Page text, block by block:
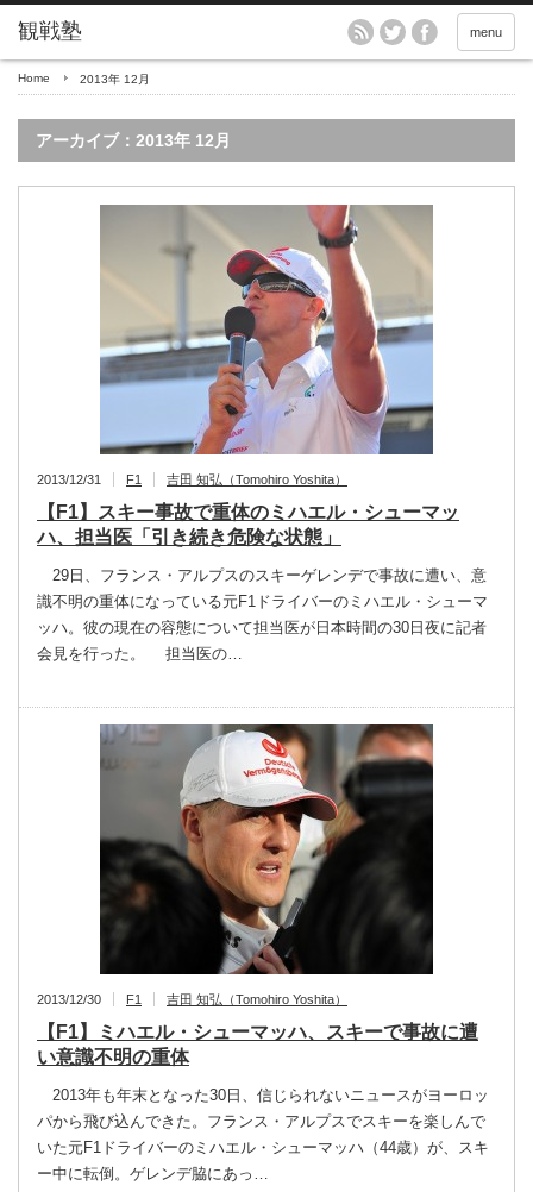
menu
Home 2013年 12月
アーカイブ：2013年 12月
2013/12/31 F1 吉田 知弘（Tomohiro Yoshita）
【F1】スキー事故で重体のミハエル・シューマッ
ハ、担当医「引き続き危険な状態」
29日、フランス・アルプスのスキーゲレンデで事故に遭い、意
識不明の重体になっている元F1ドライバーのミハエル・シューマ
ッハ。彼の現在の容態について担当医が日本時間の30日夜に記者
会見を行った。 担当医の…
2013/12/30 F1 吉田 知弘（Tomohiro Yoshita）
【F1】ミハエル・シューマッハ、スキーで事故に遭
い意識不明の重体
2013年も年末となった30日、信じられないニュースがヨーロッ
パから飛び込んできた。フランス・アルプスでスキーを楽しんで
いた元F1ドライバーのミハエル・シューマッハ（44歳）が、スキ
ー中に転倒。ゲレンデ脇にあっ…